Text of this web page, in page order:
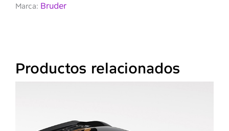
Marca: Bruder
Productos relacionados